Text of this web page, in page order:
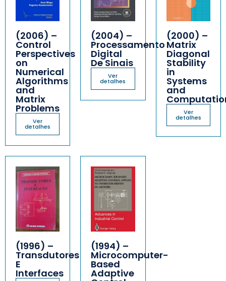
(2006) –
Control
Perspectives
on
Numerical
Algorithms
and
Matrix
Problems
Ver
detalhes
(2004) –
Processamento
Digital
De Sinais
Ver
detalhes
(2000) –
Matrix
Diagonal
Stability
in
Systems
and
Ver
detalhes
(1996) –
Transdutores
E
Interfaces
(1994) –
Microcomputer-
Based
Adaptive